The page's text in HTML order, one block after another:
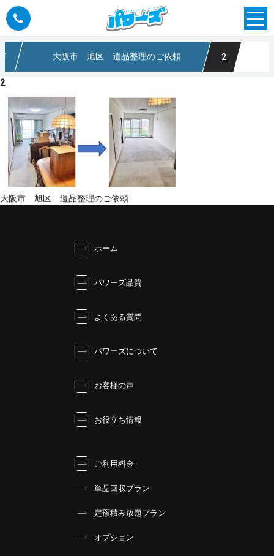
なら大阪のパワーズ
大阪市 旭区 遺品整理のご依頼 2
2
投
大阪市 旭区 遺品整理のご依頼
ホーム
パワーズ品質
よくある質問
パワーズについて
お客様の声
お役立ち情報
ご利用料金
単品回収プラン
定額積み放題プラン
オプション